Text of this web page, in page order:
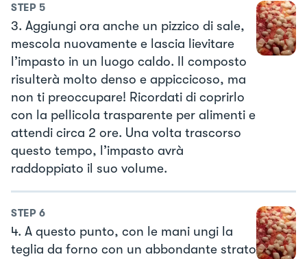
STEP 5
3. Aggiungi ora anche un pizzico di sale,
mescola nuovamente e lascia lievitare
l’impasto in un luogo caldo. Il composto
risulterà molto denso e appiccicoso, ma
non ti preoccupare! Ricordati di coprirlo
con la pellicola trasparente per alimenti e
attendi circa 2 ore. Una volta trascorso
questo tempo, l’impasto avrà
raddoppiato il suo volume.
STEP 6
4. A questo punto, con le mani ungi la
teglia da forno con un abbondante strato